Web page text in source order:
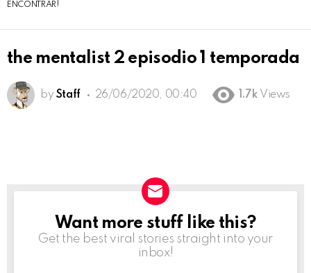
ENCONTRAR!
the mentalist 2 episodio 1 temporada
by Staff 26/06/2020, 00:40 1.7k Views
NEWSLETTER
Want more stuff like this?
Get the best viral stories straight into your
inbox!